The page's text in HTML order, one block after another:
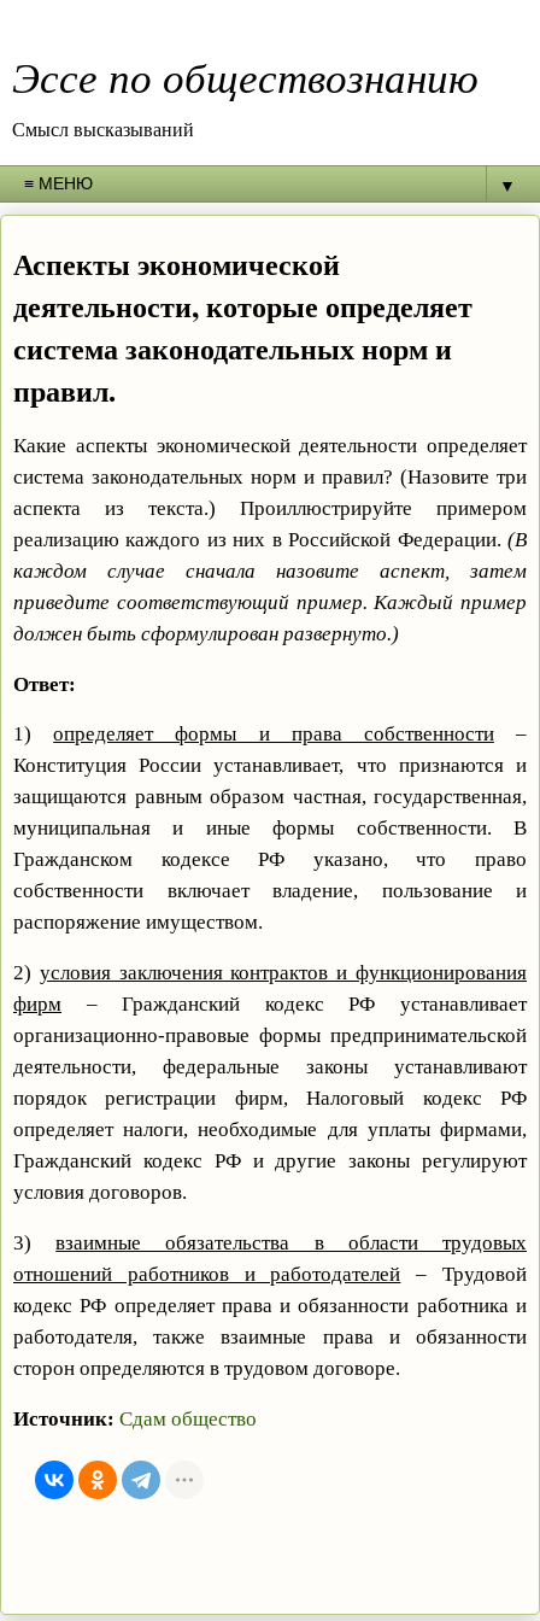
Эссе по обществознанию
Смысл высказываний
▼
Аспекты экономической
деятельности, которые определяет
система законодательных норм и
правил.
Какие аспекты экономической деятельности определяет
система законодательных норм и правил? (Назовите три
аспекта из текста.) Проиллюстрируйте примером
реализацию каждого из них в Российской Федерации. (В
каждом случае сначала назовите аспект, затем
приведите соответствующий пример. Каждый пример
должен быть сформулирован развернуто.)
Ответ:
1)определяет формы и права собственности–
Конституция России устанавливает, что признаются и
защищаются равным образом частная, государственная,
муниципальная и иные формы собственности. В
Гражданском кодексе РФ указано, что право
собственности включает владение, пользование и
распоряжение имуществом.
2) условия заключения контрактов и функционирования
фирм – Гражданский кодекс РФ устанавливает
организационно-правовые формы предпринимательской
деятельности, федеральные законы устанавливают
порядок регистрации фирм, Налоговый кодекс РФ
определяет налоги, необходимые для уплаты фирмами,
Гражданский кодекс РФ и другие законы регулируют
условия договоров.
3)взаимные обязательства в области трудовых
отношений работников и работодателей – Трудовой
кодекс РФ определяет права и обязанности работника и
работодателя, также взаимные права и обязанности
сторон определяются в трудовом договоре.
Источник: Сдам общество